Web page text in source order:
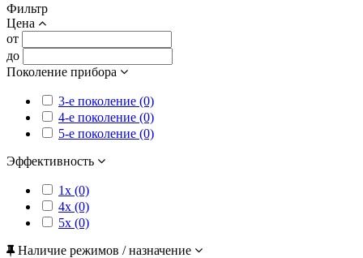
Фильтр
Цена
от
до
Поколение прибора
3-е поколение (0)
4-е поколение (0)
5-е поколение (0)
Эффективность
1x (0)
4x (0)
5x (0)
Наличие режимов / назначение